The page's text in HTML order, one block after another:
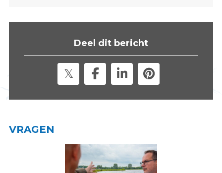
i
Deel dit bericht
VRAGEN